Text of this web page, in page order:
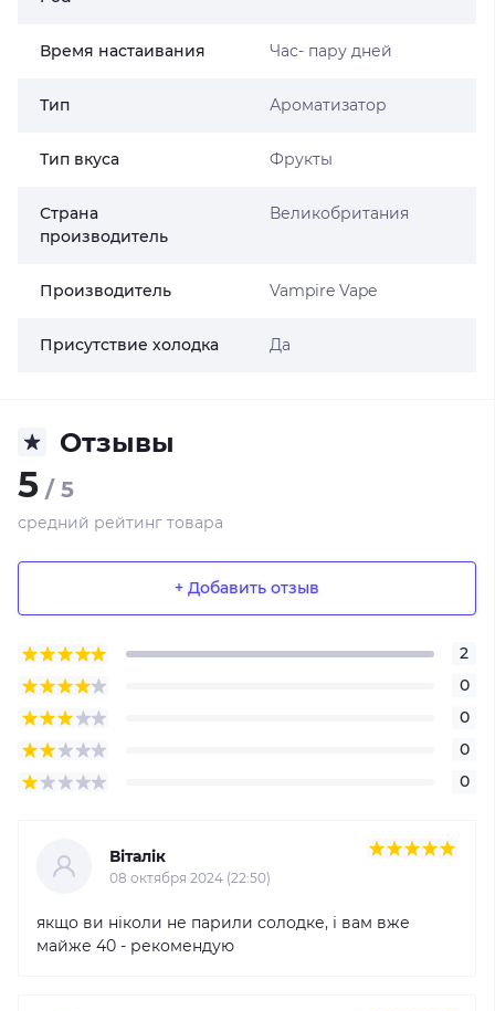
Время настаивания Час- пару дней
Тип Ароматизатор
Тип вкуса Фрукты
Страна
производитель
Великобритания
Производитель Vampire Vape
Присутствие холодка Да
Отзывы
5 / 5
средний рейтинг товара
+ Добавить отзыв
2
0
0
0
0
Віталік
08 октября 2024 (22:50)
якщо ви ніколи не парили солодке, і вам вже
майже 40 - рекомендую